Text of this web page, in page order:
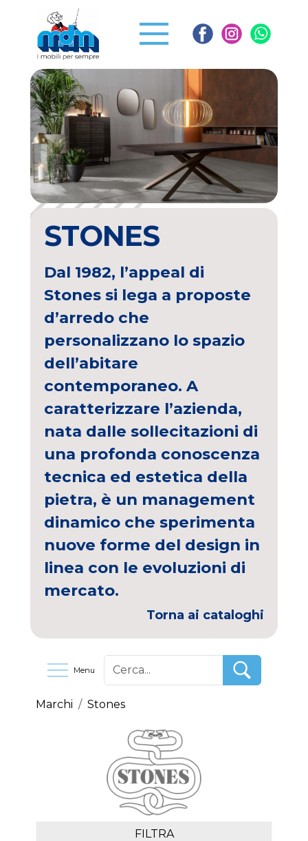
STONES
Dal 1982, l’appeal di
Stones si lega a proposte
d’arredo che
personalizzano lo spazio
dell’abitare
contemporaneo. A
caratterizzare l’azienda,
nata dalle sollecitazioni di
una profonda conoscenza
tecnica ed estetica della
pietra, è un management
dinamico che sperimenta
nuove forme del design in
linea con le evoluzioni di
mercato.
Torna ai cataloghi